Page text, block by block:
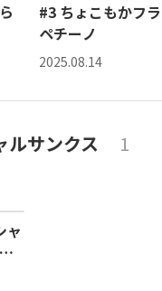
#3 ちょこもかフラ
ペチーノ
2025.08.14
ルサンクス
1
ャ